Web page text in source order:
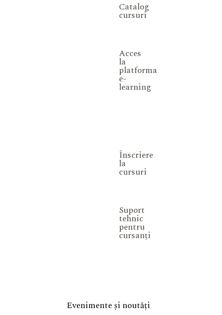
Catalog
cursuri
Acces
la
platforma
e-
learning
Înscriere
la
cursuri
Suport
tehnic
pentru
cursanți
Evenimente și noutăți